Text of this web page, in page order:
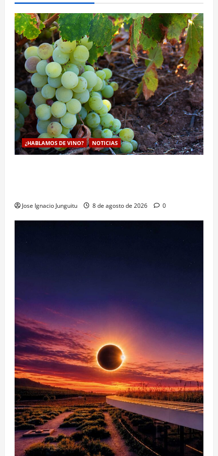
¿HABLAMOS DE VINO? NOTICIAS
Jose Ignacio Junguitu 8 de agosto de 2026 0